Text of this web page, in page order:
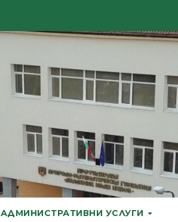
АДМИНИСТРАТИВНИ УСЛУГИ